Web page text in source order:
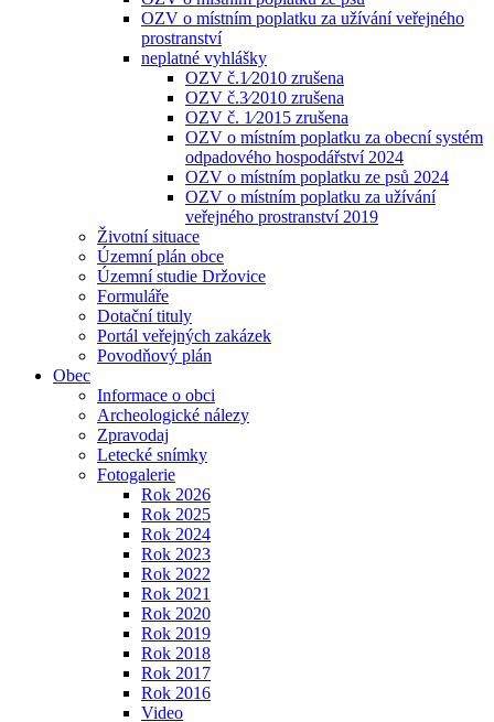
OZV o místním poplatku za užívání veřejného
prostranství
neplatné vyhlášky
OZV č.1⁄2010 zrušena
OZV č.3⁄2010 zrušena
OZV č. 1⁄2015 zrušena
OZV o místním poplatku za obecní systém
odpadového hospodářství 2024
OZV o místním poplatku ze psů 2024
OZV o místním poplatku za užívání
veřejného prostranství 2019
Životní situace
Územní plán obce
Územní studie Držovice
Formuláře
Dotační tituly
Portál veřejných zakázek
Povodňový plán
Obec
Informace o obci
Archeologické nálezy
Zpravodaj
Letecké snímky
Fotogalerie
Rok 2026
Rok 2025
Rok 2024
Rok 2023
Rok 2022
Rok 2021
Rok 2020
Rok 2019
Rok 2018
Rok 2017
Rok 2016
Video